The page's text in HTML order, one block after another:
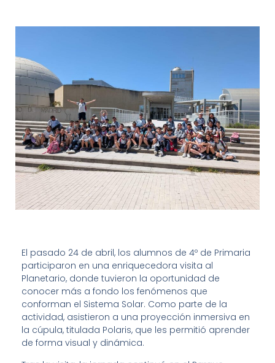
El pasado 24 de abril, los alumnos de 4º de Primaria
participaron en una enriquecedora visita al
Planetario, donde tuvieron la oportunidad de
conocer más a fondo los fenómenos que
conforman el Sistema Solar. Como parte de la
actividad, asistieron a una proyección inmersiva en
la cúpula, titulada Polaris, que les permitió aprender
de forma visual y dinámica.